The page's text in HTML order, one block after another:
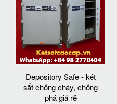
Depository Safe - két
sắt chống cháy, chống
phá giá rẻ